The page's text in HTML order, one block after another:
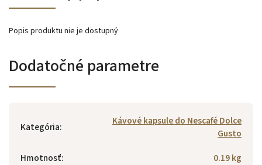
Popis produktu nie je dostupný
Dodatočné parametre
Kategória:
Kávové kapsule do Nescafé Dolce
Gusto
Hmotnosť:
0.19 kg